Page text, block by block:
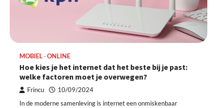
MOBIEL ONLINE
Hoe kies je het internet dat het beste bij je past:
welke factoren moet je overwegen?
Frincu 10/09/2024
In de moderne samenleving is internet een onmiskenbaar